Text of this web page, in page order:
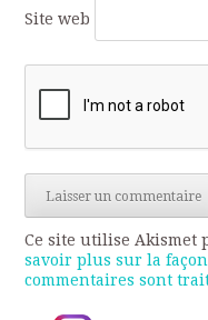
Site web
Ce site utilise
savoir plus sur la
commentaires sont